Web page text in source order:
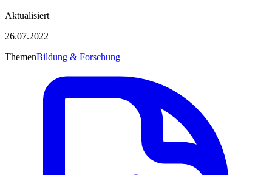
Aktualisiert
26.07.2022
ThemenBildung & Forschung